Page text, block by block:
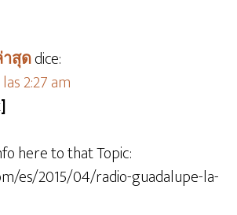
สุดdice:
2:27 am
here to that Topic:
es/2015/04/radio-guadalupe-la-